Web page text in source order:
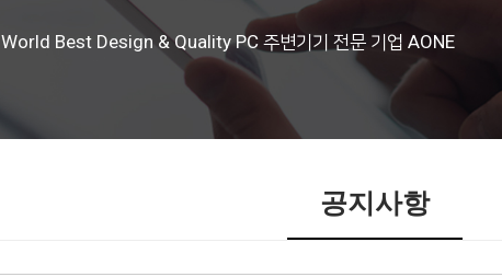
World Best Design & Quality PC 주변기기 전문 기업 AONE
공지사항